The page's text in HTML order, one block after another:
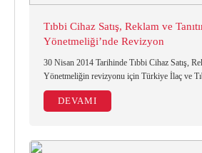
Tıbbi Cihaz Satış, Reklam ve
Yönetmeliği’nde Revizyon
30 Nisan 2014 Tarihinde Tıbbi Cihaz Satış,
Yönetmeliğin revizyonu için Türkiye İlaç ve
Başkanı Sayın Prof. Dr. Özkan Ünal
DEVAMI